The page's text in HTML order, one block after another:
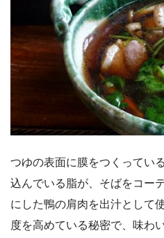
つゆの表面に膜をつくってい
込んでいる脂が、そばをコー
にした鴨の肩肉を出汁として
度を高めている秘密で、味わ